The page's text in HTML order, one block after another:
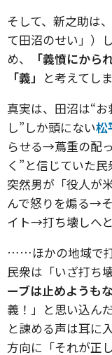
そして、新之助は
て田沼のせい」）
め、
「義憤にから
「義」 と考えてし
真実は、田沼は“
し”しか頭にない松
らせる→蔦重の配
く”と信じていた
突然男が「役人が
んで怒りを煽る→
イト→打ち壊しへ
……ほかの地域で打
民衆は「いざ打ち
ーブは止めようも
義！」と思い込ん
と諌める声は耳に
方向に「それが正